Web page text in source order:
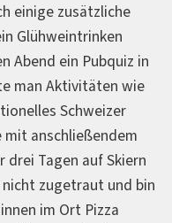
einige zusätzliche
Glühweintrinken
Abend ein Pubquiz in
man Aktivitäten wie
Schweizer
anschließendem
drei Tagen auf Skiern
zugetraut und bin
im Ort Pizza